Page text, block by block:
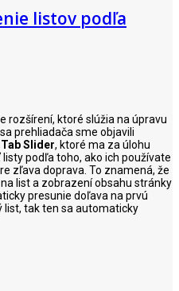
listov podľa
rozšírení, ktoré slúžia na úpravu
prehliadača sme objavili
Tab Slider, ktoré ma za úlohu
podľa toho, ako ich používate
zľava doprava. To znamená, že
list a zobrazení obsahu stránky
presunie doľava na prvú
list, tak ten sa automaticky